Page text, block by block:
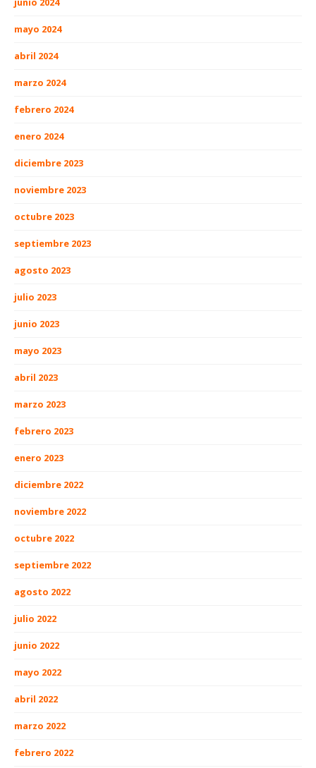
mayo 2024
abril 2024
marzo 2024
febrero 2024
enero 2024
diciembre 2023
noviembre 2023
octubre 2023
septiembre 2023
agosto 2023
julio 2023
junio 2023
mayo 2023
abril 2023
marzo 2023
febrero 2023
enero 2023
diciembre 2022
noviembre 2022
octubre 2022
septiembre 2022
agosto 2022
julio 2022
junio 2022
mayo 2022
abril 2022
marzo 2022
febrero 2022